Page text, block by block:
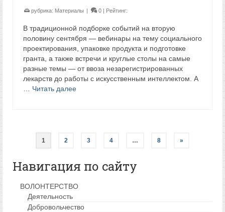
рубрика: Материалы 0 | Рейтинг:
В традиционной подборке событий на вторую
половину сентября — вебинары на тему социального
проектирования, упаковке продукта и подготовке
гранта, а также встречи и круглые столы на самые
разные темы — от ввоза незарегистрированных
лекарств до работы с искусственным интеллектом. А
… Читать далее
1 2 3 4 … 8 »
Навигация по сайту
ВОЛОНТЕРСТВО
Деятельность
Добровольчество